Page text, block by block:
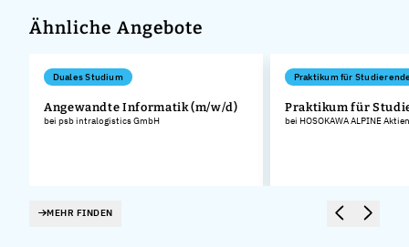
Ähnliche Angebote
Duales Studium
Angewandte Informatik (m/w/d)
bei psb intralogistics GmbH
Praktikum für
Praktikum für
bei HOSOKAWA ALPINE
MEHR FINDEN